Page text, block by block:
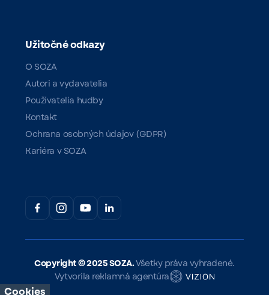
Užitočné odkazy
O SOZA
Autori a vydavatelia
Používatelia hudby
Kontakt
Ochrana osobných údajov (GDPR)
Kariéra v SOZA
Copyright ©2025 SOZA.Všetky práva vyhradené.
Vytvorila reklamná agentúra
Cookies